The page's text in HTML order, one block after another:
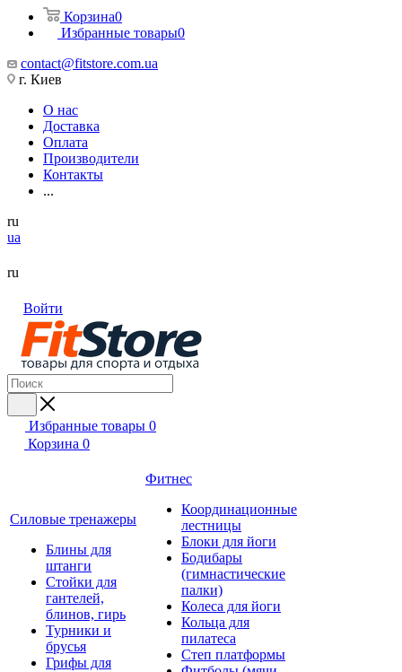
Корзина0
Избранные товары0
contact@fitstore.com.ua
г. Киев
О нас
Доставка
Оплата
Производители
Контакты
...
ru
ua
ru
Войти
Избранные товары 0
Корзина 0
Силовые тренажеры
Блины для
штанги
Стойки для
гантелей,
блинов, гирь
Турники и
брусья
Грифы для
Фитнес
Координационные
лестницы
Блоки для йоги
Бодибары
(гимнастические
палки)
Колеса для йоги
Кольца для
пилатеса
Степ платформы